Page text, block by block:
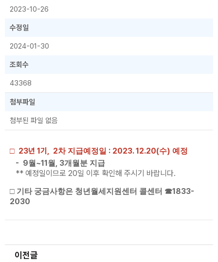
2023-10-26
수정일
2024-01-30
조회수
43368
첨부파일
첨부된 파일 없음
□ 23년 1기, 2차지급예정일 : 2023. 12.20(수) 예정
- 9월 ~11월 , 3개월분 지급
** 예정일이므로 20일 이후 확인해 주시기 바랍니다.
□ 기타 궁금사항은 청년월세지원센터 콜센터 ☎1833-
2030
이전글